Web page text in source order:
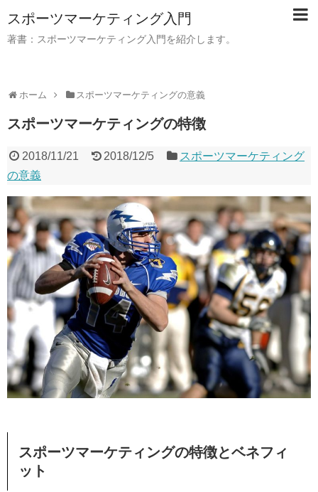
スポーツマーケティング入門
著書：スポーツマーケティング入門を紹介します。
ホーム スポーツマーケティングの意義
スポーツマーケティングの特徴
2018/11/21 2018/12/5
スポーツマーケティング
の意義
スポーツマーケティングの特徴とベネフィ
ット